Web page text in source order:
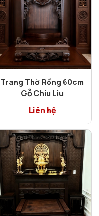
Trang Thờ Rồng 60cm
Gỗ Chiu Liu
Liên hệ